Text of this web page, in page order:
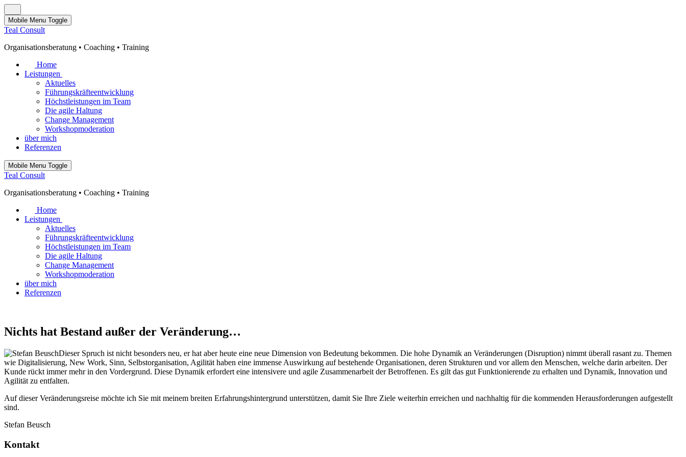
Mobile Menu Toggle
Teal Con­sult
Or­ga­ni­sa­ti­ons­be­ra­tung • Coa­ching • Trai­ning
Home
Leistungen
Aktuelles
Führungskräfteentwicklung
Höchstleistungen im Team
Die agile Haltung
Change Management
Workshopmoderation
über mich
Referenzen
Mobile Menu Toggle
Teal Con­sult
Or­ga­ni­sa­ti­ons­be­ra­tung • Coa­ching • Trai­ning
Home
Leistungen
Aktuelles
Führungskräfteentwicklung
Höchstleistungen im Team
Die agile Haltung
Change Management
Workshopmoderation
über mich
Referenzen
Nichts hat Bestand außer der Veränderung…
Dieser Spruch ist nicht besonders neu, er hat aber heute eine neue Dimension von Bedeutung bekommen. Die hohe Dynamik an Veränderungen (Disruption) nimmt überall rasant zu. Themen
wie Digitalisierung, New Work, Sinn, Selbstorganisation, Agilität haben eine immense Auswirkung auf bestehende Organisationen, deren Strukturen und vor allem den Menschen, welche darin arbeiten. Der
Kunde rückt immer mehr in den Vordergrund. Diese Dynamik erfordert eine intensivere und agile Zusammenarbeit der Betroffenen. Es gilt das gut Funktionierende zu erhalten und Dynamik, Innovation und
Agilität zu entfalten.
Auf dieser Veränderungsreise möchte ich Sie mit meinem brei­ten Erfahrungs­hin­ter­grund unterstützen, damit Sie Ihre Ziele weiterhin erreichen und nachhaltig für die kommenden Herausforderungen aufgestellt
sind.
Stefan Beusch
Kontakt